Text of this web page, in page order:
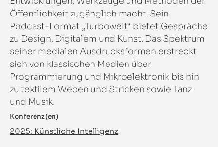
Öffentlichkeit zugänglich macht. Sein
Podcast-Format „Turbowelt“ bietet Gespräche
zu Design, Digitalem und Kunst. Das Spektrum
seiner medialen Ausdrucksformen erstreckt
sich von klassischen Medien über
Programmierung und Mikroelektronik bis hin
zu textilem Weben und Stricken sowie Tanz
und Musik.
Konferenz(en)
2025: Künstliche Intelligenz